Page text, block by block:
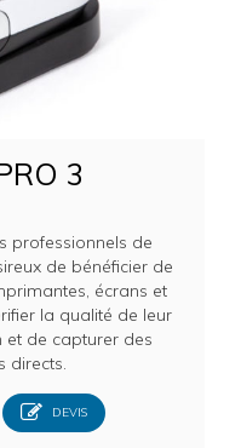
3
professionnels de
de bénéficier de
écrans et
la qualité de leur
et de capturer des
directs.
DEVIS